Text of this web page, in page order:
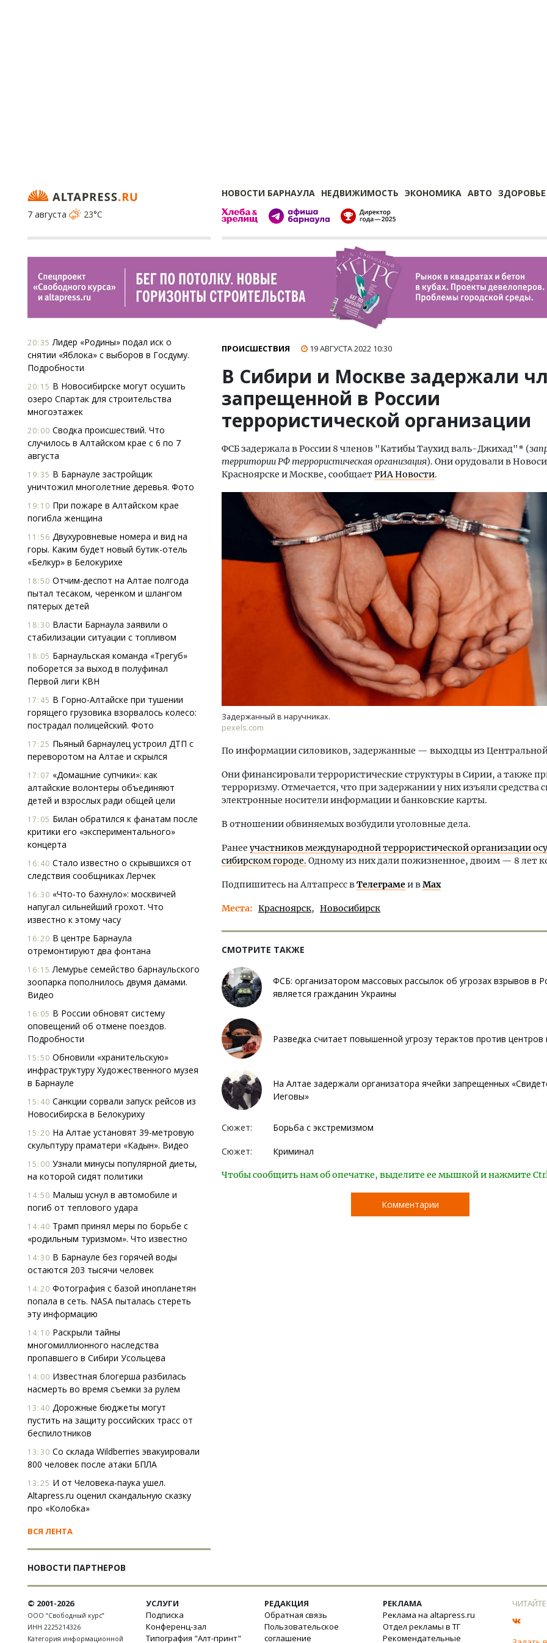
НОВОСТИ БАРНАУЛА НЕДВИЖИМОСТЬ ЭКОНОМИКА АВТО ЗДОРОВЬЕ
7 августа
23°C
20:35 Лидер «Родины» подал иск о
снятии «Яблока» с выборов в Госдуму.
Подробности
20:15 В Новосибирске могут осушить
озеро Спартак для строительства
многоэтажек
20:00 Сводка происшествий. Что
случилось в Алтайском крае с 6 по 7
августа
19:35 В Барнауле застройщик
уничтожил многолетние деревья. Фото
19:10 При пожаре в Алтайском крае
погибла женщина
11:56 Двухуровневые номера и вид на
горы. Каким будет новый бутик-отель
«Белкур» в Белокурихе
18:50 Отчим-деспот на Алтае полгода
пытал тесаком, черенком и шлангом
пятерых детей
18:30 Власти Барнаула заявили о
стабилизации ситуации с топливом
18:05 Барнаульская команда «Трегуб»
поборется за выход в полуфинал
Первой лиги КВН
17:45 В Горно-Алтайске при тушении
горящего грузовика взорвалось колесо:
пострадал полицейский. Фото
17:25 Пьяный барнаулец устроил ДТП с
переворотом на Алтае и скрылся
17:07 «Домашние супчики»: как
алтайские волонтеры объединяют
детей и взрослых ради общей цели
17:05 Билан обратился к фанатам после
критики его «экспериментального»
концерта
16:40 Стало известно о скрывшихся от
следствия сообщниках Лерчек
16:30 «Что-то бахнуло»: москвичей
напугал сильнейший грохот. Что
известно к этому часу
16:20 В центре Барнаула
отремонтируют два фонтана
16:15 Лемурье семейство барнаульского
зоопарка пополнилось двумя дамами.
Видео
16:05 В России обновят систему
оповещений об отмене поездов.
Подробности
15:50 Обновили «хранительскую»
инфраструктуру Художественного музея
в Барнауле
15:40 Санкции сорвали запуск рейсов из
Новосибирска в Белокуриху
15:20 На Алтае установят 39-метровую
скульптуру праматери «Кадын». Видео
15:00 Узнали минусы популярной диеты,
на которой сидят политики
14:50 Малыш уснул в автомобиле и
погиб от теплового удара
14:40 Трамп принял меры по борьбе с
«родильным туризмом». Что известно
14:30 В Барнауле без горячей воды
остаются 203 тысячи человек
14:20 Фотография с базой инопланетян
попала в сеть. NASA пыталась стереть
эту информацию
14:10 Раскрыли тайны
многомиллионного наследства
пропавшего в Сибири Усольцева
14:00 Известная блогерша разбилась
насмерть во время съемки за рулем
13:40 Дорожные бюджеты могут
пустить на защиту российских трасс от
беспилотников
13:30 Со склада Wildberries эвакуировали
800 человек после атаки БПЛА
13:25 И от Человека-паука ушел.
Altapress.ru оценил скандальную сказку
про «Колобка»
ВСЯ ЛЕНТА
НОВОСТИ ПАРТНЕРОВ
ПРОИСШЕСТВИЯ 19 АВГУСТА 2022 10:30
В Сибири и Москве задержали
запрещенной в России
террористической организации
ФСБ задержала в России 8 членов "Катибы Таухид валь-Джихад"* (
территории РФ террористическая организация). Они орудовали в
Красноярске и Москве, сообщаетРИА Новости.
Задержанный в наручниках.
pexels.com
По информации силовиков, задержанные — выходцы из
Они финансировали террористические структуры в Сирии, а также
терроризму. Отмечается, что при задержании у них изъяли средства
электронные носители информации и банковские карты.
В отношении обвиняемых возбудили уголовные дела.
Ранее участников международной террористической организации
сибирском городе. Одному из них дали пожизненное, двоим — 8 лет
Подпишитесь на Алтапресс вТелеграмеи вMax
Места Красноярск Новосибирск
СМОТРИТЕ ТАКЖЕ
ФСБ: организатором массовых рассылок об угрозах взрывов в
является гражданин Украины
Разведка считает повышенной угрозу терактов против центров
На Алтае задержали организатора ячейки запрещенных
Иеговы»
Сюжет: Борьба с экстремизмом
Сюжет: Криминал
Чтобы сообщить нам об опечатке, выделите ее мышкой и нажмите
Комментарии
Ищем новые берега. Гендиректор
«Жилищной инициативы» Юрий
Гатилов — о том, как девелоперу
оставаться на плаву, когда рынок
штормит
СТРОИТЕЛЬСТВО
Смелость архитектурных идей.
Генеральный директор компании
ЗИАС — об эстетике городов,
трендах в фасадах и развитии рынка
СТРОИТЕЛЬСТВО
Архитектурный код
земли. Мощение
плитами становится
стандартом
СТРОИТЕЛЬСТВО
© 2001-2026
ООО “Свободный курс”
ИНН 2225214326
Категория информационной
УСЛУГИ
Подписка
Конференц-зал
Типография "Алт-принт"
РЕДАКЦИЯ
Обратная связь
Пользовательское
соглашение
РЕКЛАМА
Реклама на altapress.ru
Отдел рекламы в ТГ
Рекомендательные